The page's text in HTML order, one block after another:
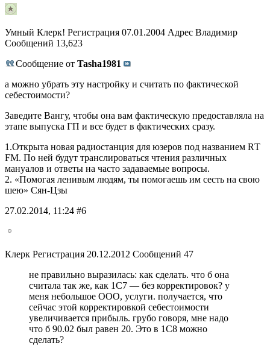
Умный Клерк! Регистрация 07.01.2004 Адрес Владимир
Сообщений 13,623
Сообщение от Tasha1981
а можно убрать эту настройку и считать по фактической
себестоимости?
Заведите Вангу, чтобы она вам фактическую предоставляла на
этапе выпуска ГП и все будет в фактических сразу.
1.Открыта новая радиостанция для юзеров под названием RТ
FМ. По ней будут транслироваться чтения различных
мануалов и ответы на часто задаваемые вопросы.
2. «Помогая ленивым людям, ты помогаешь им сесть на свою
шею» Сян-Цзы
27.02.2014, 11:24 #6
Клерк Регистрация 20.12.2012 Сообщений 47
не правильно выразилась: как сделать. что б она
считала так же, как 1С7 — без корректировок? у
меня небольшое ООО, услуги. получается, что
сейчас этой корректировкой себестоимости
увеличивается прибыль. грубо говоря, мне надо
что б 90.02 был равен 20. Это в 1С8 можно
сделать?